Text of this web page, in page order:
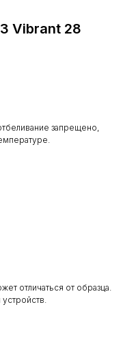
Vibrant 28
запрещено,
отличаться от образца.